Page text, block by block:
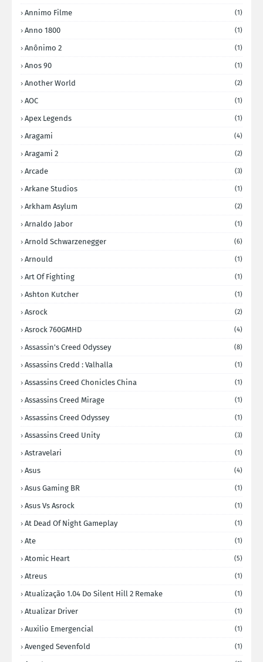
Annimo Filme (1)
Anno 1800 (1)
Anônimo 2 (1)
Anos 90 (1)
Another World (2)
AOC (1)
Apex Legends (1)
Aragami (4)
Aragami 2 (2)
Arcade (3)
Arkane Studios (1)
Arkham Asylum (2)
Arnaldo Jabor (1)
Arnold Schwarzenegger (6)
Arnould (1)
Art Of Fighting (1)
Ashton Kutcher (1)
Asrock (2)
Asrock 760GMHD (4)
Assassin's Creed Odyssey (8)
Assassins Credd : Valhalla (1)
Assassins Creed Chonicles China (1)
Assassins Creed Mirage (1)
Assassins Creed Odyssey (1)
Assassins Creed Unity (3)
Astravelari (1)
Asus (4)
Asus Gaming BR (1)
Asus Vs Asrock (1)
At Dead Of Night Gameplay (1)
Ate (1)
Atomic Heart (5)
Atreus (1)
Atualização 1.04 Do Silent Hill 2 Remake (1)
Atualizar Driver (1)
Auxilio Emergencial (1)
Avenged Sevenfold (1)